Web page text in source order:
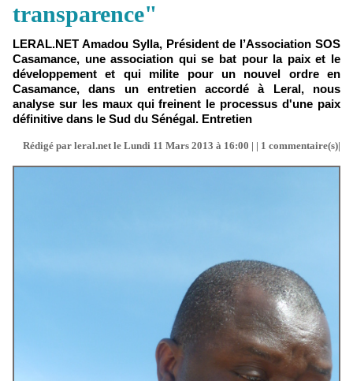
transparence"
LERAL.NET Amadou Sylla, Président de l’Association SOS
Casamance, une association qui se bat pour la paix et le
développement et qui milite pour un nouvel ordre en
Casamance, dans un entretien accordé à Leral, nous
analyse sur les maux qui freinent le processus d'une paix
définitive dans le Sud du Sénégal. Entretien
Rédigé par leral.net le Lundi 11 Mars 2013 à 16:00 | | 1 commentaire(s)|